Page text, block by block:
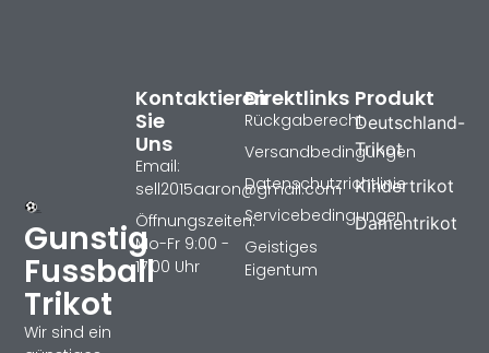
Gunstig
Fussball
Trikot
Wir sind ein
Produkt
Deutschland-
Trikot
Kindertrikot
Damentrikot
Direktlinks
Rückgaberecht
Versandbedingungen
Datenschutzrichtlinie
Servicebedingungen
Geistiges
Eigentum
Kontaktieren
Sie
Uns
Email:
sell2015aaron@gmail.com
Öffnungszeiten:
Mo-Fr 9:00 -
17:00 Uhr